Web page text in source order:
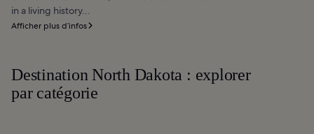
in a living history...
Afficher plus d’infos
Destination North Dakota : explorer
par catégorie